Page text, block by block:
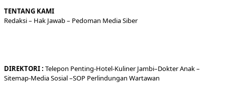
TENTANG KAMI
Redaksi– Hak Jawab – Pedoman Media Siber
DIREKTORI: Telepon Penting-Hotel-KulinerJambi–DokterAnak –
Sitemap-Media Sosial –SOP Perlindungan Wartawan